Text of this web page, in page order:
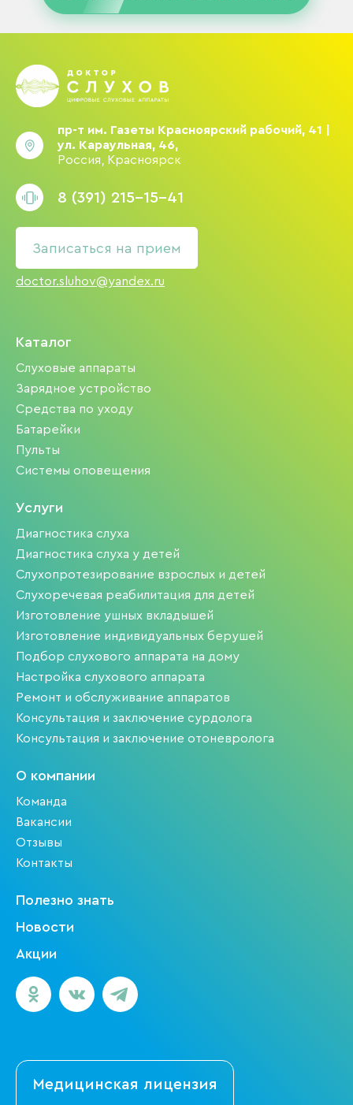
пр-т им. Газеты Красноярский рабочий, 41 |
ул. Караульная, 46,
Россия, Красноярск
8 (391) 215-15-41
Записаться на прием
doctor.sluhov@yandex.ru
Каталог
Слуховые аппараты
Зарядное устройство
Средства по уходу
Батарейки
Пульты
Системы оповещения
Услуги
Диагностика слуха
Диагностика слуха у детей
Слухопротезирование взрослых и детей
Слухоречевая реабилитация для детей
Изготовление ушных вкладышей
Изготовление индивидуальных берушей
Подбор слухового аппарата на дому
Настройка слухового аппарата
Ремонт и обслуживание аппаратов
Консультация и заключение сурдолога
Консультация и заключение отоневролога
О компании
Команда
Вакансии
Отзывы
Контакты
Полезно знать
Новости
Акции
Медицинская лицензия